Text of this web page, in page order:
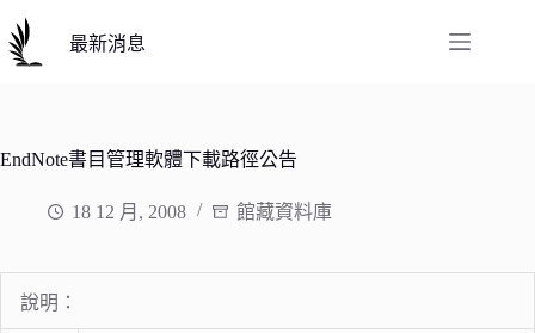
至
主
容
最新消息
EndNote書目管理軟體下載路徑公告
18 12 月, 2008 館藏資料庫
說明：